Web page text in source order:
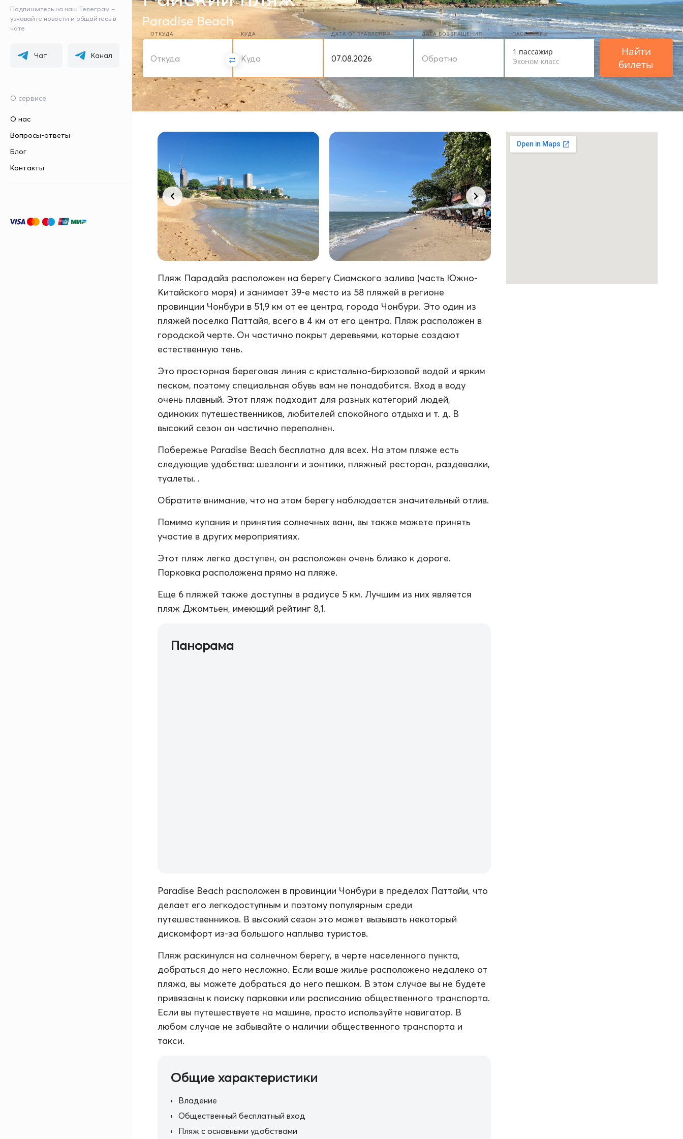
Подпишитесь на наш Телеграм –
узнавайте новости и общайтесь в
чате
Чат Канал
О сервисе
О нас
Вопросы-ответы
Блог
Контакты
Paradise Beach
ОТКУДА КУДА ДАТА ОТПРАВЛЕНИЯ ДАТА ВОЗВРАЩЕНИЯ ПАССАЖИРЫ
1 пассажир
Эконом класс
Найти
билеты
Пляж Парадайз расположен на берегу Сиамского залива (часть Южно-
Китайского моря) и занимает 39-е место из 58 пляжей в регионе
провинции Чонбури в 51,9 км от ее центра, города Чонбури. Это один из
пляжей поселка Паттайя, всего в 4 км от его центра. Пляж расположен в
городской черте. Он частично покрыт деревьями, которые создают
естественную тень.
Это просторная береговая линия с кристально-бирюзовой водой и ярким
песком, поэтому специальная обувь вам не понадобится. Вход в воду
очень плавный. Этот пляж подходит для разных категорий людей,
одиноких путешественников, любителей спокойного отдыха и т. д. В
высокий сезон он частично переполнен.
Побережье Paradise Beach бесплатно для всех. На этом пляже есть
следующие удобства: шезлонги и зонтики, пляжный ресторан, раздевалки,
туалеты. .
Обратите внимание, что на этом берегу наблюдается значительный отлив.
Помимо купания и принятия солнечных ванн, вы также можете принять
участие в других мероприятиях.
Этот пляж легко доступен, он расположен очень близко к дороге.
Парковка расположена прямо на пляже.
Еще 6 пляжей также доступны в радиусе 5 км. Лучшим из них является
пляж Джомтьен, имеющий рейтинг 8,1.
Панорама
Paradise Beach расположен в провинции Чонбури в пределах Паттайи, что
делает его легкодоступным и поэтому популярным среди
путешественников. В высокий сезон это может вызывать некоторый
дискомфорт из-за большого наплыва туристов.
Пляж раскинулся на солнечном берегу, в черте населенного пункта,
добраться до него несложно. Если ваше жилье расположено недалеко от
пляжа, вы можете добраться до него пешком. В этом случае вы не будете
привязаны к поиску парковки или расписанию общественного транспорта.
Если вы путешествуете на машине, просто используйте навигатор. В
любом случае не забывайте о наличии общественного транспорта и
такси.
Общие характеристики
Владение
Общественный бесплатный вход
Пляж с основными удобствами